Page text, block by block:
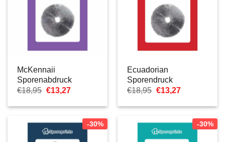
McKennaii
Sporenabdruck
€18,95 Ursprünglicher
war:
€13,27Aktueller
ist:
Ecuadorian
Sporendruck
€18,95 Ursprünglicher
war:
€13,27Aktueller
ist:
-30% -30%